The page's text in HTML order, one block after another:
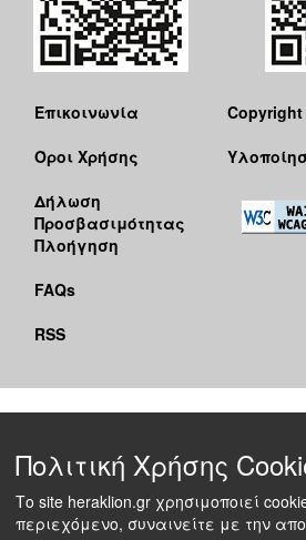
Επικοινωνία
Όροι Χρήσης
Δήλωση
Προσβασιμότητας
Πλοήγηση
FAQs
RSS
Copyright
Πολιτική Χρήσης
Το site heraklion.gr χρησιμοποιεί
περιεχόμενο, συναινείτε με την